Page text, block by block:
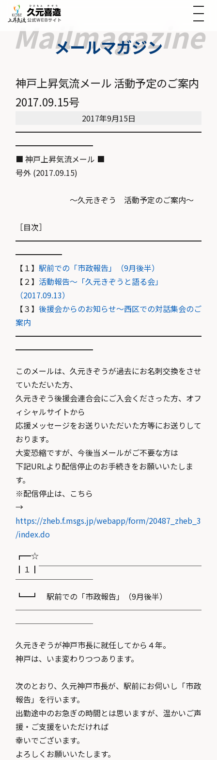
メールマガジン
神戸上昇気流メール 活動予定のご案内
2017.09.15号
2017年9月15日
━━━━━━━━━━━━━━━━━━━━━━━━
━━━━━━━━━━
■ 神戸上昇気流メール ■
号外 (2017.09.15)
〜久元きぞう 活動予定のご案内〜
［目次］
━━━━━━━━━━━━━━━━━━━━━━━━
━━━━━━
【１】 駅前での「市政報告」（9月後半）
【２】 活動報告〜「久元きぞうと語る会」
（2017.09.13）
【３】 後援会からのお知らせ〜西区での対話集会のご
案内
━━━━━━━━━━━━━━━━━━━━━━━━
━━━━━━━━━━
このメールは、久元きぞうが過去にお名刺交換をさせ
ていただいた方、
久元きぞう後援会連合会にご入会くださった方、オフ
ィシャルサイトから
応援メッセージをお送りいただいた方等にお送りして
おります。
大変恐縮ですが、今後当メールがご不要な方は
下記URLより配信停止のお手続きをお願いいたしま
す。
※配信停止は、こちら
→
https://zheb.f.msgs.jp/webapp/form/20487_zheb_3
/index.do
┏━☆
┃１┃￣￣￣￣￣￣￣￣￣￣￣￣￣￣￣￣￣￣￣￣￣
￣￣￣￣￣￣￣￣￣￣
┗━┛ 駅前での「市政報告」（9月後半）
────────────────────────
──────────
久元きぞうが神戸市長に就任してから４年。
神戸は、いま変わりつつあります。
次のとおり、久元神戸市長が、駅前にお伺いし「市政
報告」を行います。
出勤途中のお急ぎの時間とは思いますが、温かいご声
援・ご支援をいただければ
幸いでございます。
よろしくお願いいたします。